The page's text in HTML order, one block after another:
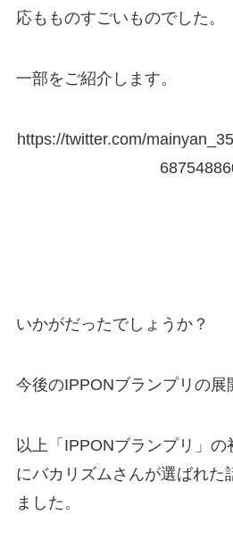
応もものすごいものでした。
一部をご紹介します。
https://twitter.com/
いかがだったでしょうか？
今後のIPPONブランプリの展
以上「IPPONブランプリ」
にバカリズムさんが選ばれた
ました。